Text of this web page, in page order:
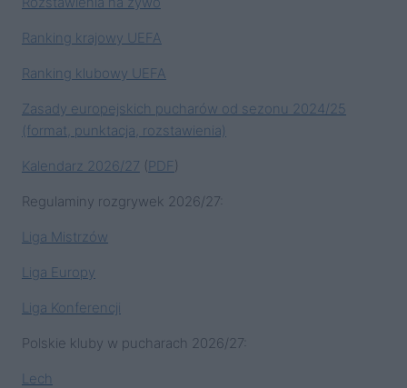
Ranking krajowy UEFA
Ranking klubowy UEFA
Zasady europejskich pucharów od sezonu 2024/25
(format, punktacja, rozstawienia)
Kalendarz 2026/27 (PDF)
Regulaminy rozgrywek 2026/27:
Liga Mistrzów
Liga Europy
Liga Konferencji
Polskie kluby w pucharach 2026/27:
Lech